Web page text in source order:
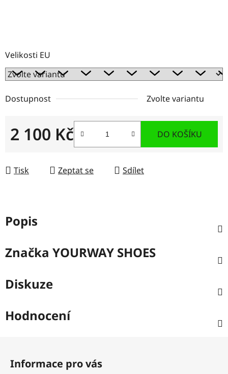
Velikosti EU
Dostupnost Zvolte variantu
2 100 Kč DO KOŠÍKU
Tisk Zeptat se Sdílet
Popis
Značka YOURWAY SHOES
Diskuze
Hodnocení
Informace pro vás